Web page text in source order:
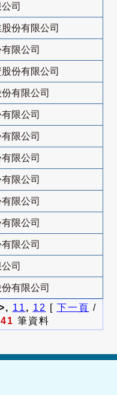
司
份有限公司
限公司
份有限公司
有限公司
限公司
限公司
限公司
限公司
限公司
限公司
限公司
司
有限公司
11 , 12 [ 下一頁 /
筆資料